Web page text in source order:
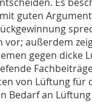
guten
vor; außerdem
gegen dicke
von Lüftung
Bedarf an